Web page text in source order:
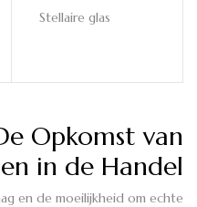
Stellaire glas
Opkomst van
in de Handel
en de moeilijkheid om echte